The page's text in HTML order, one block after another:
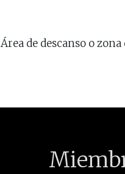
Área de descanso o